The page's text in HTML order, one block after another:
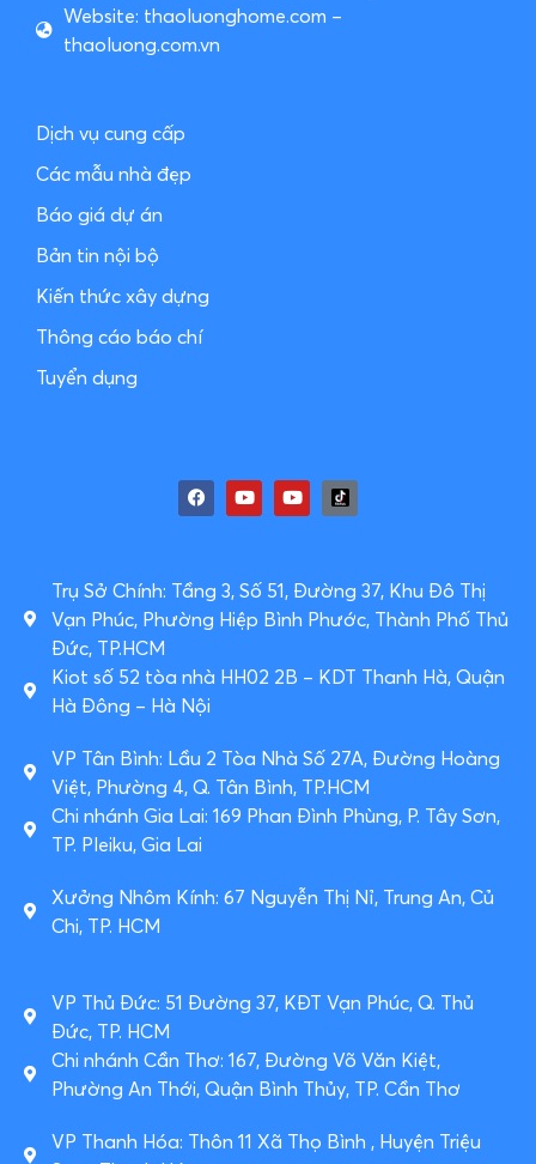
Website: thaoluonghome.com –
thaoluong.com.vn
Dịch vụ cung cấp
Các mẫu nhà đẹp
Báo giá dự án
Bản tin nội bộ
Kiến thức xây dựng
Thông cáo báo chí
Tuyển dụng
Trụ Sở Chính: Tầng 3, Số 51, Đường 37, Khu Đô Thị
Vạn Phúc, Phường Hiệp Bình Phước, Thành Phố Thủ
Đức, TP.HCM
Kiot số 52 tòa nhà HH02 2B – KDT Thanh Hà, Quận
Hà Đông – Hà Nội
VP Tân Bình: Lầu 2 Tòa Nhà Số 27A, Đường Hoàng
Việt, Phường 4, Q. Tân Bình, TP.HCM
Chi nhánh Gia Lai: 169 Phan Đình Phùng, P. Tây Sơn,
TP. Pleiku, Gia Lai
Xưởng Nhôm Kính: 67 Nguyễn Thị Nỉ, Trung An, Củ
Chi, TP. HCM
VP Thủ Đức: 51 Đường 37, KĐT Vạn Phúc, Q. Thủ
Đức, TP. HCM
Chi nhánh Cần Thơ: 167, Đường Võ Văn Kiệt,
Phường An Thới, Quận Bình Thủy, TP. Cần Thơ
VP Thanh Hóa: Thôn 11 Xã Thọ Bình , Huyện Triệu